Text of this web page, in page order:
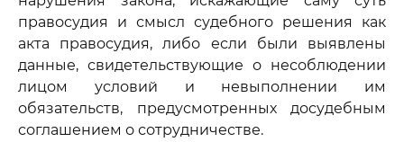
правосудия и смысл судебного решения как
акта правосудия, либо если были выявлены
данные, свидетельствующие о несоблюдении
лицом условий и невыполнении им
обязательств, предусмотренных досудебным
соглашением о сотрудничестве.